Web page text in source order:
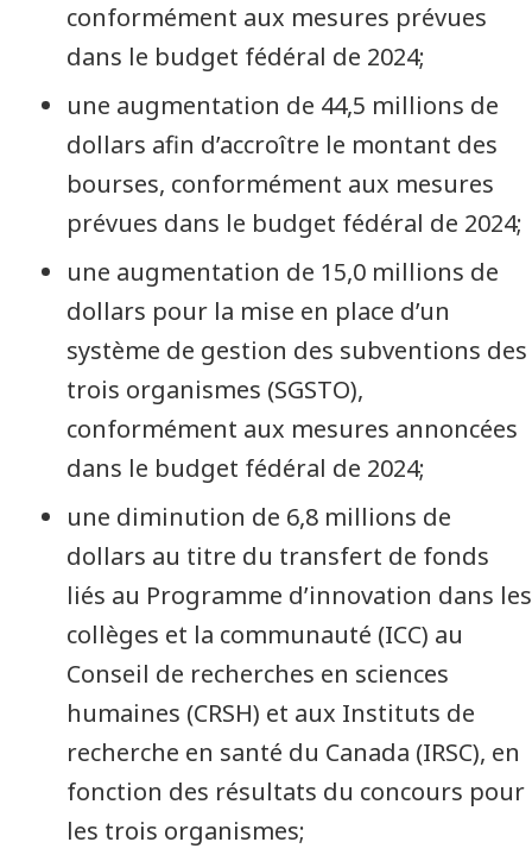
conformément aux mesures prévues
dans le budget fédéral de 2024;
une augmentation de 44,5 millions de
dollars afin d’accroître le montant des
bourses, conformément aux mesures
prévues dans le budget fédéral de 2024;
une augmentation de 15,0 millions de
dollars pour la mise en place d’un
système de gestion des subventions des
trois organismes (SGSTO),
conformément aux mesures annoncées
dans le budget fédéral de 2024;
une diminution de 6,8 millions de
dollars au titre du transfert de fonds
liés au Programme d’innovation dans les
collèges et la communauté (ICC) au
Conseil de recherches en sciences
humaines (CRSH) et aux Instituts de
recherche en santé du Canada (IRSC), en
fonction des résultats du concours pour
les trois organismes;